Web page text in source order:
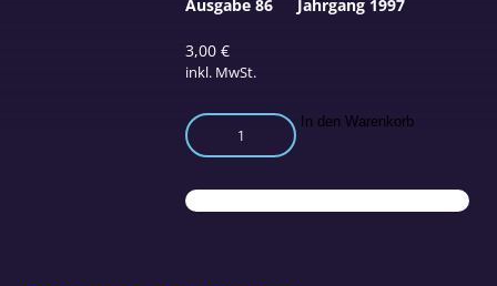
3,00€
inkl. MwSt.
Medizin
und
Menge
In den Warenkorb
Ausgabe 86 Jahrgang 1997